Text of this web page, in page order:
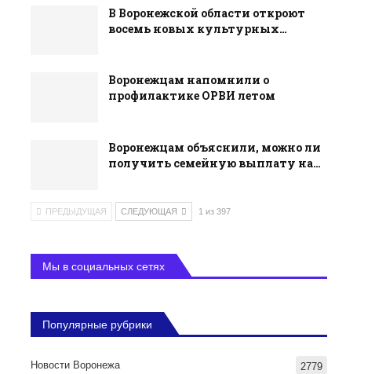
В Воронежской области откроют
восемь новых культурных…
Воронежцам напомнили о
профилактике ОРВИ летом
Воронежцам объяснили, можно ли
получить семейную выплату на…
ПРЕДЫДУЩАЯ СЛЕДУЮЩАЯ 1 из 397
Мы в социальных сетях
Популярные рубрики
Новости Воронежа 2779